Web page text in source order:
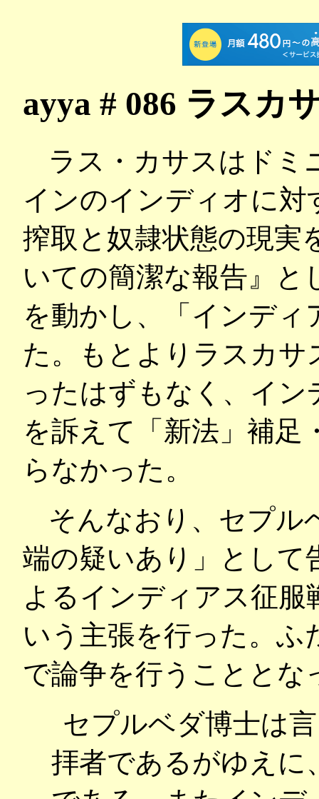
ayya # 086 ラスカ
ラス・カサスはドミ
インのインディオに対
搾取と奴隷状態の現実
いての簡潔な報告』と
を動かし、「インデ
た。もとよりラスカ
ったはずもなく、イ
を訴えて「新法」補足
らなかった。
そんなおり、セプル
端の疑いあり」として
よるインディアス征
いう主張を行った。
で論争を行うこととな
セプルベダ博士は
拝者であるがゆえに